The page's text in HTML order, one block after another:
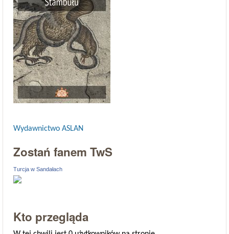
Wydawnictwo ASLAN
Zostań fanem TwS
Turcja w Sandałach
Kto przegląda